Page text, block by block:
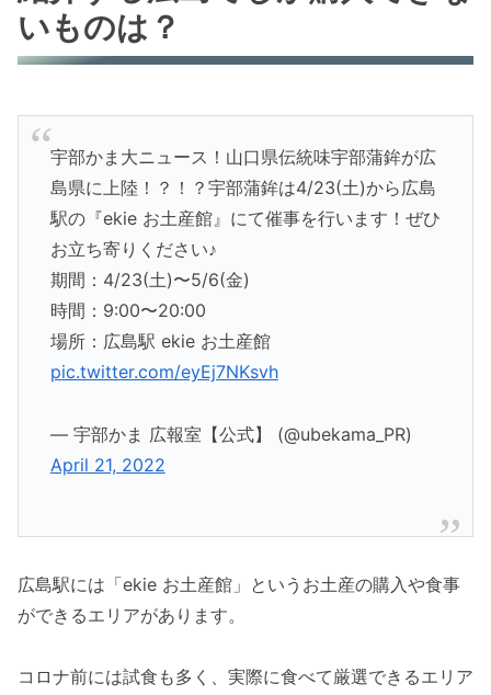
いものは？
宇部かま大ニュース！山口県伝統味宇部蒲鉾が広
島県に上陸！？！？宇部蒲鉾は4/23(土)から広島
駅の『ekie お土産館』にて催事を行います！ぜひ
お立ち寄りください♪
期間：4/23(土)〜5/6(金)
時間：9:00〜20:00
場所：広島駅 ekie お土産館
pic.twitter.com/eyEj7NKsvh
— 宇部かま 広報室【公式】 (@ubekama_PR)
April 21, 2022
広島駅には「ekie お土産館」というお土産の購入や食事
ができるエリアがあります。
コロナ前には試食も多く、実際に食べて厳選できるエリア